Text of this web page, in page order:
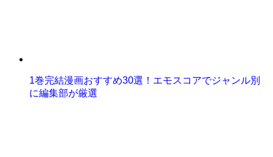
1巻完結漫画おすすめ30選！エモスコアでジャンル別
に編集部が厳選